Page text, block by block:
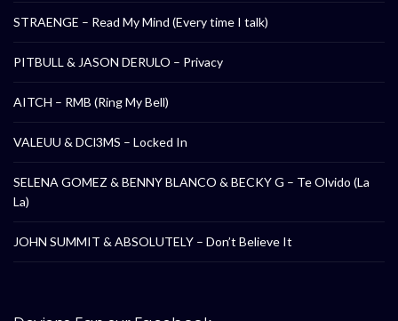
STRAENGE – Read My Mind (Every time I talk)
PITBULL & JASON DERULO – Privacy
AITCH – RMB (Ring My Bell)
VALEUU & DCl3MS – Locked In
SELENA GOMEZ & BENNY BLANCO & BECKY G – Te Olvido (La
La)
JOHN SUMMIT & ABSOLUTELY – Don’t Believe It